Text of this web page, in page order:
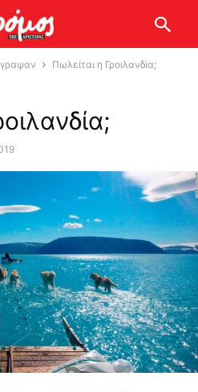
Πωλείται η Γροιλανδία;